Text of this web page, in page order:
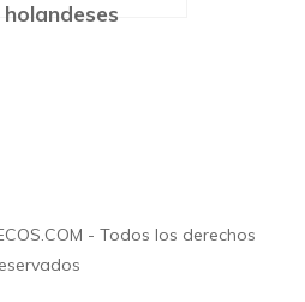
holandeses
- Todos los derechos